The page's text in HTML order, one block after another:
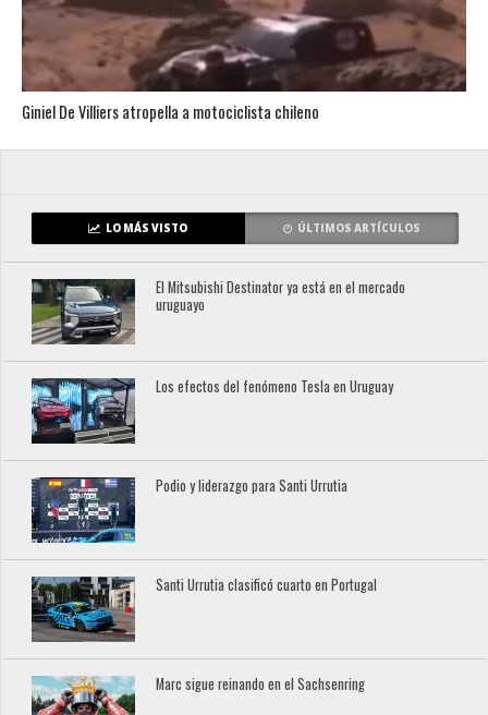
Giniel De Villiers atropella a motociclista chileno
LO MÁS VISTO ÚLTIMOS ARTÍCULOS
El Mitsubishi Destinator ya está en el mercado
uruguayo
Los efectos del fenómeno Tesla en Uruguay
Podio y liderazgo para Santi Urrutia
Santi Urrutia clasificó cuarto en Portugal
Marc sigue reinando en el Sachsenring